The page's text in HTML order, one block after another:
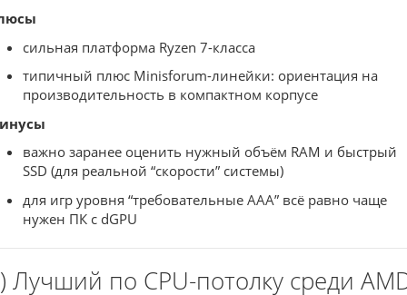
сильная платформа Ryzen 7-класса
типичный плюс Minisforum-линейки: ориентация на
производительность в компактном корпусе
важно заранее оценить нужный объём RAM и быстрый
SSD (для реальной “скорости” системы)
для игр уровня “требовательные AAA” всё равно чаще
нужен ПК с dGPU
Лучший по CPU-потолку среди